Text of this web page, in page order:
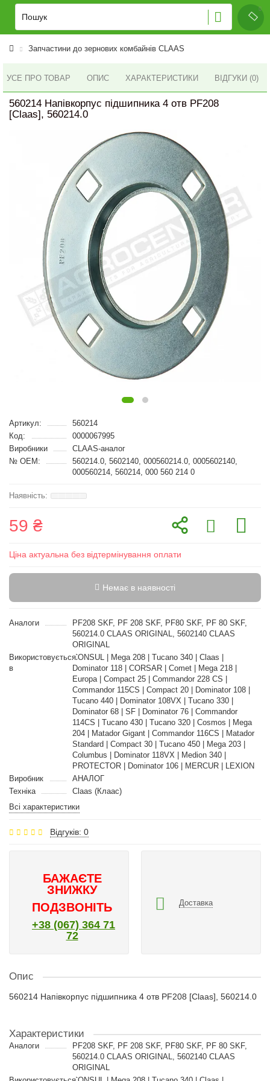
Запчастини до зернових комбайнів CLAAS
УСЕ ПРО ТОВАР ОПИС ХАРАКТЕРИСТИКИ ВІДГУКИ (0)
560214 Напівкорпус підшипника 4 отв PF208
[Claas], 560214.0
Артикул:
560214
Код:
0000067995
Виробники
CLAAS-аналог
№ OEM:
560214.0, 5602140, 000560214.0, 0005602140,
000560214, 560214, 000 560 214 0
59 ₴
Ціна актуальна без відтермінування оплати
Немає в наявності
Аналоги
PF208 SKF, PF 208 SKF, PF80 SKF, PF 80 SKF,
560214.0 CLAAS ORIGINAL, 5602140 CLAAS
ORIGINAL
Використовується
в
CONSUL | Mega 208 | Tucano 340 | Claas |
Dominator 118 | CORSAR | Comet | Mega 218 |
Europa | Compact 25 | Commandor 228 CS |
Commandor 115CS | Compact 20 | Dominator 108 |
Tucano 440 | Dominator 108VX | Tucano 330 |
Dominator 68 | SF | Dominator 76 | Commandor
114CS | Tucano 430 | Tucano 320 | Cosmos | Mega
204 | Matador Gigant | Commandor 116CS | Matador
Standard | Compact 30 | Tucano 450 | Mega 203 |
Columbus | Dominator 118VX | Medion 340 |
PROTECTOR | Dominator 106 | MERCUR | LEXION
Виробник
АНАЛОГ
Техніка
Claas (Клаас)
Всі характеристики
Відгуків: 0
БАЖАЄТЕ
ЗНИЖКУ
ПОДЗВОНІТЬ
+38 (067) 364 71
72
Доставка
Опис
560214 Напівкорпус підшипника 4 отв PF208 [Claas], 560214.0
Характеристики
Аналоги
PF208 SKF, PF 208 SKF, PF80 SKF, PF 80 SKF,
560214.0 CLAAS ORIGINAL, 5602140 CLAAS
ORIGINAL